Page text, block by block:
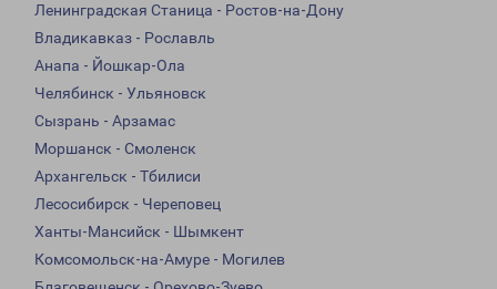
Ленинградская Станица - Ростов-на-Дону
Владикавказ - Рославль
Анапа - Йошкар-Ола
Челябинск - Ульяновск
Сызрань - Арзамас
Моршанск - Смоленск
Архангельск - Тбилиси
Лесосибирск - Череповец
Ханты-Мансийск - Шымкент
Комсомольск-на-Амуре - Могилев